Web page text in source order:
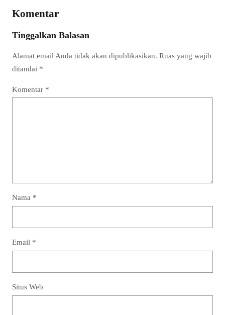
Komentar
Tinggalkan Balasan
Alamat email Anda tidak akan dipublikasikan. Ruas yang wajib
ditandai *
Komentar *
Nama *
Email *
Situs Web